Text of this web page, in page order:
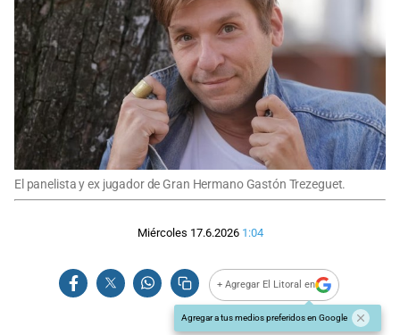
El panelista y ex jugador de Gran Hermano Gastón Trezeguet.
Miércoles 17.6.2026 1:04
+ Agregar El Litoral en
Agregar a tus medios preferidos en Google